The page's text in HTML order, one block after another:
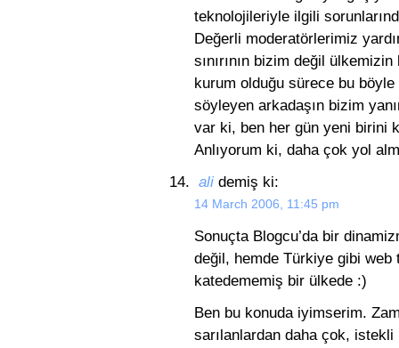
teknolojileriyle ilgili
Değerli moderatörlerimiz
sınırının bizim değil
kurum olduğu sürece bu
söyleyen arkadaşın bizim
var ki, ben her gün yeni birini
Anlıyorum ki, daha çok yol
alidemiş ki:
14 March 2006, 11:45 pm
Sonuçta Blogcu’da bir
değil, hemde Türkiye gibi
katedememiş bir ülkede :)
Ben bu konuda iyimserim.
sarılanlardan daha çok,